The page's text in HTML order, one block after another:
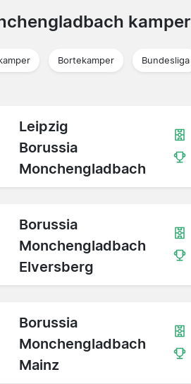
kamper
Bortekamper Bundesliga
Leipzig
Borussia
Monchengladbach
Borussia
Monchengladbach
Elversberg
Borussia
Monchengladbach
Mainz